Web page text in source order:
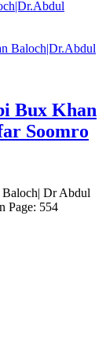
Bux Khan
Soomro
Dr Abdul
Page: 554